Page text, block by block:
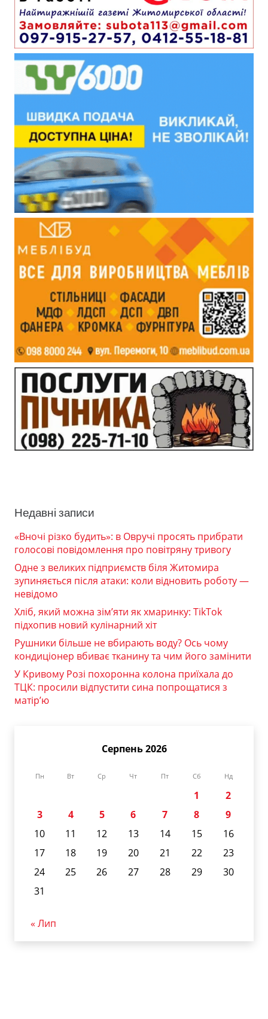
Недавні записи
«Вночі різко будить»: в Овручі просять прибрати
голосові повідомлення про повітряну тривогу
Одне з великих підприємств біля Житомира
зупиняється після атаки: коли відновить роботу —
невідомо
Хліб, який можна зім’яти як хмаринку: TikTok
підхопив новий кулінарний хіт
Рушники більше не вбирають воду? Ось чому
кондиціонер вбиває тканину та чим його замінити
У Кривому Розі похоронна колона приїхала до
ТЦК: просили відпустити сина попрощатися з
матір’ю
Серпень 2026
Пн Вт Ср Чт Пт Сб Нд
1
2
3
4 5 6 7 8
9
10
11 12 13 14 15
16
17
18 19 20 21 22
23
24
25 26 27 28 29
30
31
« Лип